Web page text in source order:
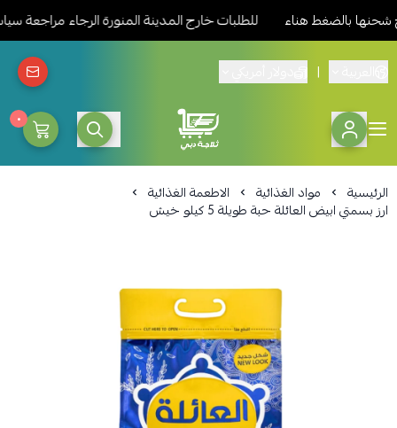
بالضغط هناء للطلبات خارج المدينة المنورة الرجاء مراجعة
|
ثلاجة دبي المدينة للمواد
٠
الرئيسية مواد الغذائية الاطعمة الغذائية
ارز بسمتي ابيض العائلة حبة طويلة 5 كيلو خيش